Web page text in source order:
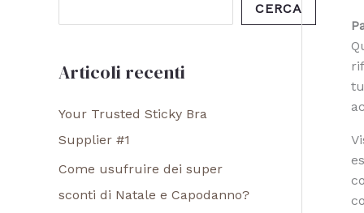
CERCA
Articoli recenti
Your Trusted Sticky Bra
Supplier #1
Come usufruire dei super
sconti di Natale e Capodanno?